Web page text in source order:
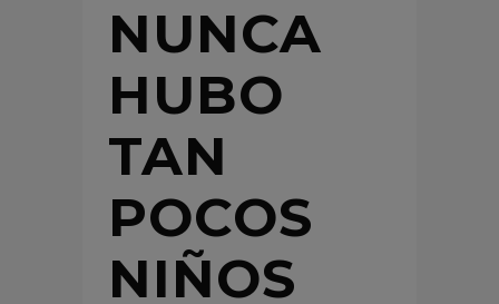
NUNCA
HUBO
TAN
POCOS
NIÑOS